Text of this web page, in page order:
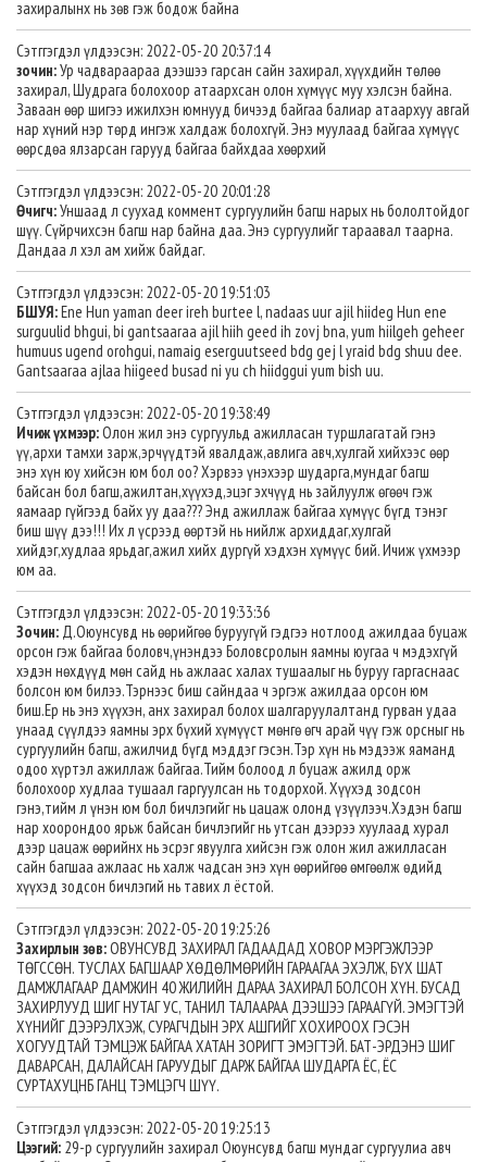
захиралынх нь зөв гэж бодож байна
Сэтггэгдэл үлдээсэн: 2022-05-20 20:37:14
зочин:Ур чадвараараа дээшээ гарсан сайн захирал, хүүхдийн төлөө
захирал, Шудрага болохоор атаархсан олон хүмүүс муу хэлсэн байна.
Заваан өөр шигээ ижилхэн юмнууд бичээд байгаа балиар атаархуу авгай
нар хүний нэр төрд ингэж халдаж болохгүй. Энэ муулаад байгаа хүмүүс
өөрсдөа ялзарсан гарууд байгаа байхдаа хөөрхий
Сэтггэгдэл үлдээсэн: 2022-05-20 20:01:28
Өчигч:Уншаад л суухад коммент сургуулийн багш нарых нь бололтойдог
шүү. Сүйрчихсэн багш нар байна даа. Энэ сургуулийг тараавал таарна.
Дандаа л хэл ам хийж байдаг.
Сэтггэгдэл үлдээсэн: 2022-05-20 19:51:03
БШУЯ:Ene Hun yaman deer ireh burtee l, nadaas uur ajil hiideg Hun ene
surguulid bhgui, bi gantsaaraa ajil hiih geed ih zovj bna, yum hiilgeh geheer
humuus ugend orohgui, namaig eserguutseed bdg gej l yraid bdg shuu dee.
Gantsaaraa ajlaa hiigeed busad ni yu ch hiidggui yum bish uu.
Сэтггэгдэл үлдээсэн: 2022-05-20 19:38:49
Ичиж үхмээр:Олон жил энэ сургуульд ажилласан туршлагатай гэнэ
үү,архи тамхи зарж,эрчүүдтэй явалдаж,авлига авч,хулгай хийхээс өөр
энэ хүн юу хийсэн юм бол оо? Хэрвээ үнэхээр шударга,мундаг багш
байсан бол багш,ажилтан,хүүхэд,эцэг эхчүүд нь зайлуулж өгөөч гэж
яамаар гүйгээд байх уу даа??? Энд ажиллаж байгаа хүмүүс бүгд тэнэг
биш шүү дээ!!! Их л үсрээд өөртэй нь нийлж архиддаг,хулгай
хийдэг,худлаа ярьдаг,ажил хийх дургүй хэдхэн хүмүүс бий. Ичиж үхмээр
юм аа.
Сэтггэгдэл үлдээсэн: 2022-05-20 19:33:36
Зочин: Д.Оюунсувд нь өөрийгөө буруугүй гэдгээ нотлоод ажилдаа буцаж
орсон гэж байгаа боловч,үнэндээ Боловсролын яамны юугаа ч мэдэхгүй
хэдэн нөхдүүд мөн сайд нь ажлаас халах тушаалыг нь буруу гаргаснаас
болсон юм билээ.Тэрнээс биш сайндаа ч эргэж ажилдаа орсон юм
биш.Ер нь энэ хүүхэн, анх захирал болох шалгаруулалтанд гурван удаа
унаад сүүлдээ яамны эрх бүхий хүмүүст мөнгө өгч арай чүү гэж орсныг нь
сургуулийн багш, ажилчид бүгд мэддэг гэсэн.Тэр хүн нь мэдээж яаманд
одоо хүртэл ажиллаж байгаа.Тийм болоод л буцаж ажилд орж
болохоор худлаа тушаал гаргуулсан нь тодорхой. Хүүхэд зодсон
гэнэ,тийм л үнэн юм бол бичлэгийг нь цацаж олонд үзүүлээч.Хэдэн багш
нар хоорондоо ярьж байсан бичлэгийг нь утсан дээрээ хуулаад хурал
дээр цацаж өөрийнх нь эсрэг явуулга хийсэн гэж олон жил ажилласан
сайн багшаа ажлаас нь халж чадсан энэ хүн өөрийгөө өмгөөлж өдийд
хүүхэд зодсон бичлэгий нь тавих л ёстой.
Сэтггэгдэл үлдээсэн: 2022-05-20 19:25:26
Захирлын зөв:ОВУНСУВД ЗАХИРАЛ ГАДААДАД ХОВОР МЭРГЭЖЛЭЭР
ТӨГССӨН. ТУСЛАХ БАГШААР ХӨДӨЛМӨРИЙН ГАРААГАА ЭХЭЛЖ, БҮХ ШАТ
ДАМЖЛАГААР ДАМЖИН 40 ЖИЛИЙН ДАРАА ЗАХИРАЛ БОЛСОН ХҮН. БУСАД
ЗАХИРЛУУД ШИГ НУТАГ УС, ТАНИЛ ТАЛААРАА ДЭЭШЭЭ ГАРААГҮЙ. ЭМЭГТЭЙ
ХҮНИЙГ ДЭЭРЭЛХЭЖ, СУРАГЧДЫН ЭРХ АШГИЙГ ХОХИРООХ ГЭСЭН
ХОГУУДТАЙ ТЭМЦЭЖ БАЙГАА ХАТАН ЗОРИГТ ЭМЭГТЭЙ. БАТ-ЭРДЭНЭ ШИГ
ДАВАРСАН, ДАЛАЙСАН ГАРУУДЫГ ДАРЖ БАЙГАА ШУДАРГА ЁС, ЁС
СУРТАХУЦНБ ГАНЦ ТЭМЦЭГЧ ШҮҮ.
Сэтггэгдэл үлдээсэн: 2022-05-20 19:25:13
Цээгий: 29-р сургуулийн захирал Оюунсувд багш мундаг сургуулиа авч